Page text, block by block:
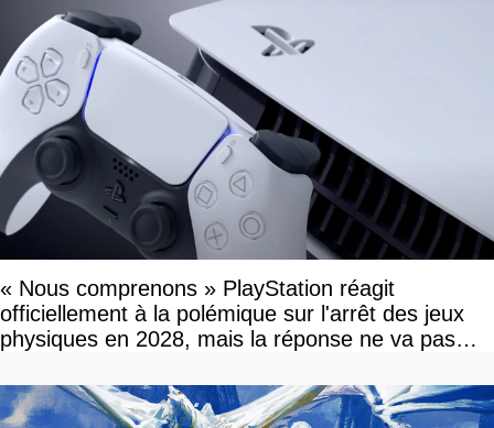
« Nous comprenons » PlayStation réagit
officiellement à la polémique sur l'arrêt des jeux
physiques en 2028, mais la réponse ne va pas